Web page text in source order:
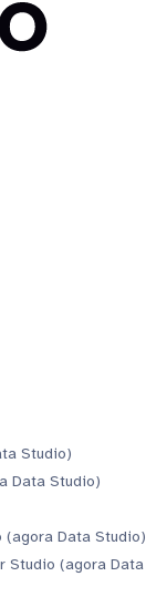
Studio)
Data Studio)
(agora Data Studio)
Studio (agora Data